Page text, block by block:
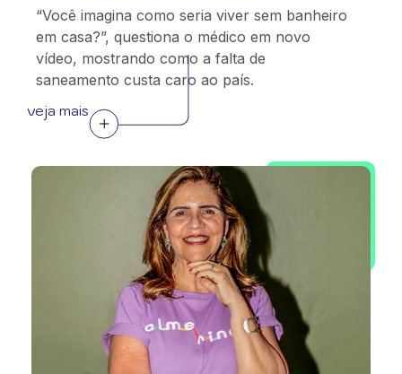
“Você imagina como seria viver sem banheiro
em casa?”, questiona o médico em novo
vídeo, mostrando como a falta de
saneamento custa caro ao país.
veja mais